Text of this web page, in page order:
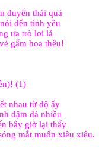
duyên thái quá
đến tình yêu
ưa trò lơi lả
gấm hoa thêu!
(1)
nhau từ độ ấy
đậm đà nhiều
bây giờ lại thấy
mắt muốn xiêu xiêu.